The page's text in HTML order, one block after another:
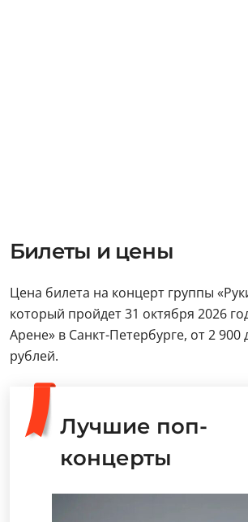
Билеты и цены
Цена билета на концерт группы
который пройдет 31 октября 2026
Арене» в Санкт-Петербурге, от 2 900
рублей.
Лучшие поп-
концерты